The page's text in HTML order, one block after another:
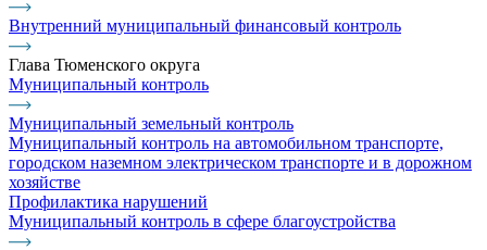
Внутренний муниципальный финансовый контроль
Глава Тюменского округа
Муниципальный контроль
Муниципальный земельный контроль
Муниципальный контроль на автомобильном транспорте,
городском наземном электрическом транспорте и в дорожном
хозяйстве
Профилактика нарушений
Муниципальный контроль в сфере благоустройства